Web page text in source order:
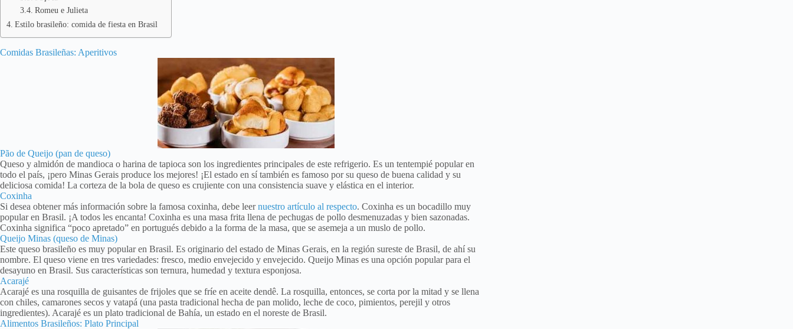
Romeu e Julieta
Estilo brasileño: comida de fiesta en Brasil
Comidas Brasileñas: Aperitivos
Pão de Queijo (pan de queso)
Queso y almidón de mandioca o harina de tapioca son los ingredientes principales de este refrigerio. Es un tentempié popular en
todo el país, ¡pero Minas Gerais produce los mejores! ¡El estado en sí también es famoso por su queso de buena calidad y su
deliciosa comida! La corteza de la bola de queso es crujiente con una consistencia suave y elástica en el interior.
Coxinha
Si desea obtener más información sobre la famosa coxinha, debe leernuestro artículo al respecto. Coxinha es un bocadillo muy
popular en Brasil. ¡A todos les encanta! Coxinha es una masa frita llena de pechugas de pollo desmenuzadas y bien sazonadas.
Coxinha significa “poco apretado” en portugués debido a la forma de la masa, que se asemeja a un muslo de pollo.
Queijo Minas (queso de Minas)
Este queso brasileño es muy popular en Brasil. Es originario del estado de Minas Gerais, en la región sureste de Brasil, de ahí su
nombre. El queso viene en tres variedades: fresco, medio envejecido y envejecido. Queijo Minas es una opción popular para el
desayuno en Brasil. Sus características son ternura, humedad y textura esponjosa.
Acarajé
Acarajé es una rosquilla de guisantes de frijoles que se fríe en aceite dendê. La rosquilla, entonces, se corta por la mitad y se llena
con chiles, camarones secos y vatapá (una pasta tradicional hecha de pan molido, leche de coco, pimientos, perejil y otros
ingredientes). Acarajé es un plato tradicional de Bahía, un estado en el noreste de Brasil.
Alimentos Brasileños: Plato Principal